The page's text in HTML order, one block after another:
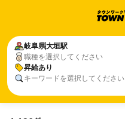
岐阜県大垣駅
職種を選択してください
昇給あり
キーワードを選択してください
岐阜県大垣駅
昇給あり